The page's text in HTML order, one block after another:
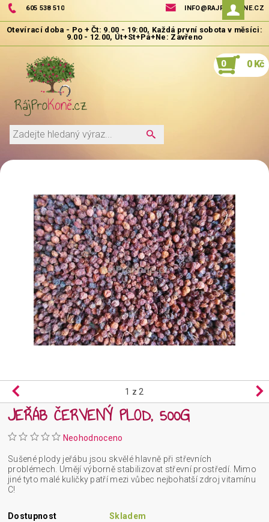
605 538 510 INFO@RAJPROKONE.CZ
0 0 Kč
1 z 2
JEŘÁB ČERVENÝ PLOD, 500G
Neohodnoceno
Sušené plody jeřábu jsou skvělé hlavně při střevních
problémech. Umějí výborně stabilizovat střevní prostředí. Mimo
jiné tyto malé kuličky patří mezi vůbec nejbohatší zdroj vitamínu
C!
Dostupnost
Skladem